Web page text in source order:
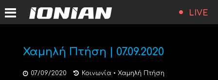
LIVE
Χαμηλή Πτήση | 07.09.2020
07/09/2020 Κοινωνία • Χαμηλή Πτήση